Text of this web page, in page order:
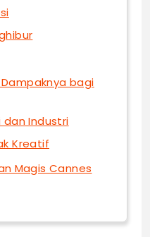
bagi
dan Industri
Kreatif
Magis Cannes